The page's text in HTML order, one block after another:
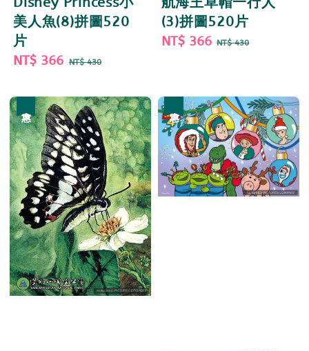
美人魚(8)拼圖520
片
Sale
NT$ 366 Regular
NT$ 430
(3)拼圖520片
Sale
NT$ 366 Regular
NT$ 430